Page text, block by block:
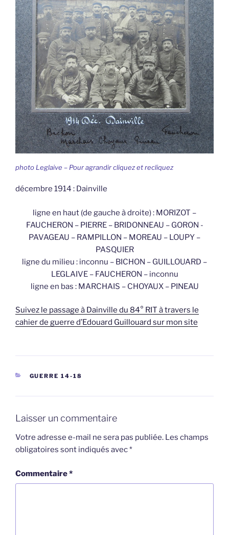
photo Leglaive – Pour agrandir cliquez et recliquez
décembre 1914 : Dainville
ligne en haut (de gauche à droite) : MORIZOT –
FAUCHERON – PIERRE – BRIDONNEAU – GORON -
PAVAGEAU – RAMPILLON – MOREAU – LOUPY –
PASQUIER
ligne du milieu : inconnu – BICHON – GUILLOUARD –
LEGLAIVE – FAUCHERON – inconnu
ligne en bas : MARCHAIS – CHOYAUX – PINEAU
Suivez le passage à Dainville du 84° RIT à travers le
cahier de guerre d’Edouard Guillouard sur mon site
CATÉGORIES
GUERRE 14-18
Laisser un commentaire
Votre adresse e-mail ne sera pas publiée. Les champs
obligatoires sont indiqués avec*
Commentaire*